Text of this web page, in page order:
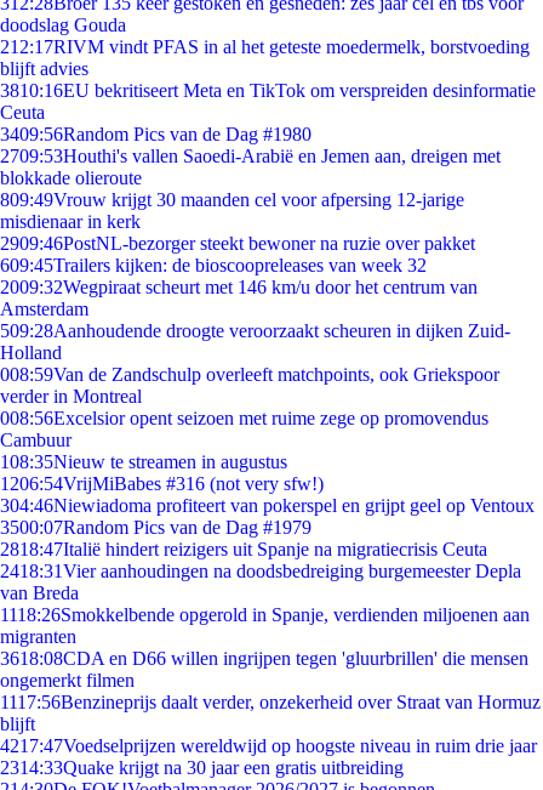
doodslag Gouda
212:17RIVM vindt PFAS in al het geteste moedermelk, borstvoeding
blijft advies
3810:16EU bekritiseert Meta en TikTok om verspreiden desinformatie
Ceuta
3409:56Random Pics van de Dag #1980
2709:53Houthi's vallen Saoedi-Arabië en Jemen aan, dreigen met
blokkade olieroute
809:49Vrouw krijgt 30 maanden cel voor afpersing 12-jarige
misdienaar in kerk
2909:46PostNL-bezorger steekt bewoner na ruzie over pakket
609:45Trailers kijken: de bioscoopreleases van week 32
2009:32Wegpiraat scheurt met 146 km/u door het centrum van
Amsterdam
509:28Aanhoudende droogte veroorzaakt scheuren in dijken Zuid-
Holland
008:59Van de Zandschulp overleeft matchpoints, ook Griekspoor
verder in Montreal
008:56Excelsior opent seizoen met ruime zege op promovendus
Cambuur
108:35Nieuw te streamen in augustus
1206:54VrijMiBabes #316 (not very sfw!)
304:46Niewiadoma profiteert van pokerspel en grijpt geel op Ventoux
3500:07Random Pics van de Dag #1979
2818:47Italië hindert reizigers uit Spanje na migratiecrisis Ceuta
2418:31Vier aanhoudingen na doodsbedreiging burgemeester Depla
van Breda
1118:26Smokkelbende opgerold in Spanje, verdienden miljoenen aan
migranten
3618:08CDA en D66 willen ingrijpen tegen 'gluurbrillen' die mensen
ongemerkt filmen
1117:56Benzineprijs daalt verder, onzekerheid over Straat van Hormuz
blijft
4217:47Voedselprijzen wereldwijd op hoogste niveau in ruim drie jaar
2314:33Quake krijgt na 30 jaar een gratis uitbreiding